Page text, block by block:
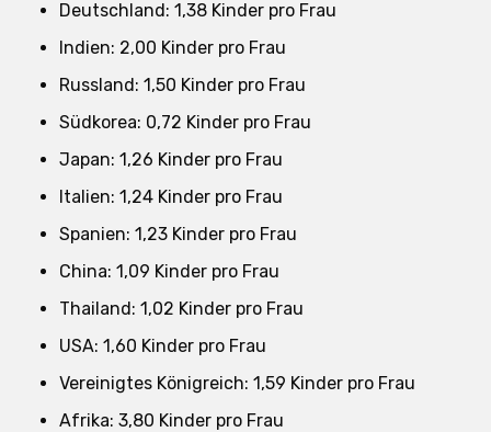
Deutschland: 1,38 Kinder pro Frau
Indien: 2,00 Kinder pro Frau
Russland: 1,50 Kinder pro Frau
Südkorea: 0,72 Kinder pro Frau
Japan: 1,26 Kinder pro Frau
Italien: 1,24 Kinder pro Frau
Spanien: 1,23 Kinder pro Frau
China: 1,09 Kinder pro Frau
Thailand: 1,02 Kinder pro Frau
USA: 1,60 Kinder pro Frau
Vereinigtes Königreich: 1,59 Kinder pro Frau
Afrika: 3,80 Kinder pro Frau